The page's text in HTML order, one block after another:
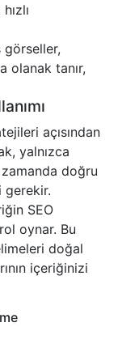
görseller,
olanak tanır,
açısından
yalnızca
doğru
gerekir.
SEO
oynar. Bu
doğal
içeriğinizi